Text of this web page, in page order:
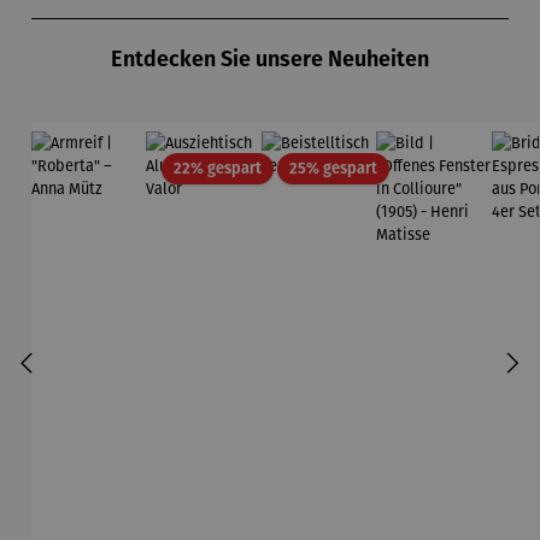
Entdecken Sie unsere Neuheiten
22% gespartRabatt25% gespartRabatt